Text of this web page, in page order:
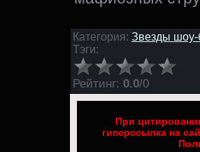
Категория: Звезды шоу-
Тэги:
Рейтинг: 0.0/0
При
гиперссылка на